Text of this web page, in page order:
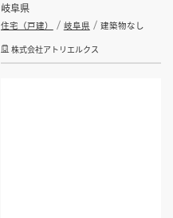
岐阜県
住宅（戸建） 岐阜県
建築物なし
株式会社アトリエルクス